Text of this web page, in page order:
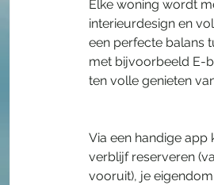
​Elke woning wordt
interieurdesign en
een perfecte balans
met bijvoorbeeld E-
ten volle genieten
Via een handige app
verblijf reserveren
vooruit), je